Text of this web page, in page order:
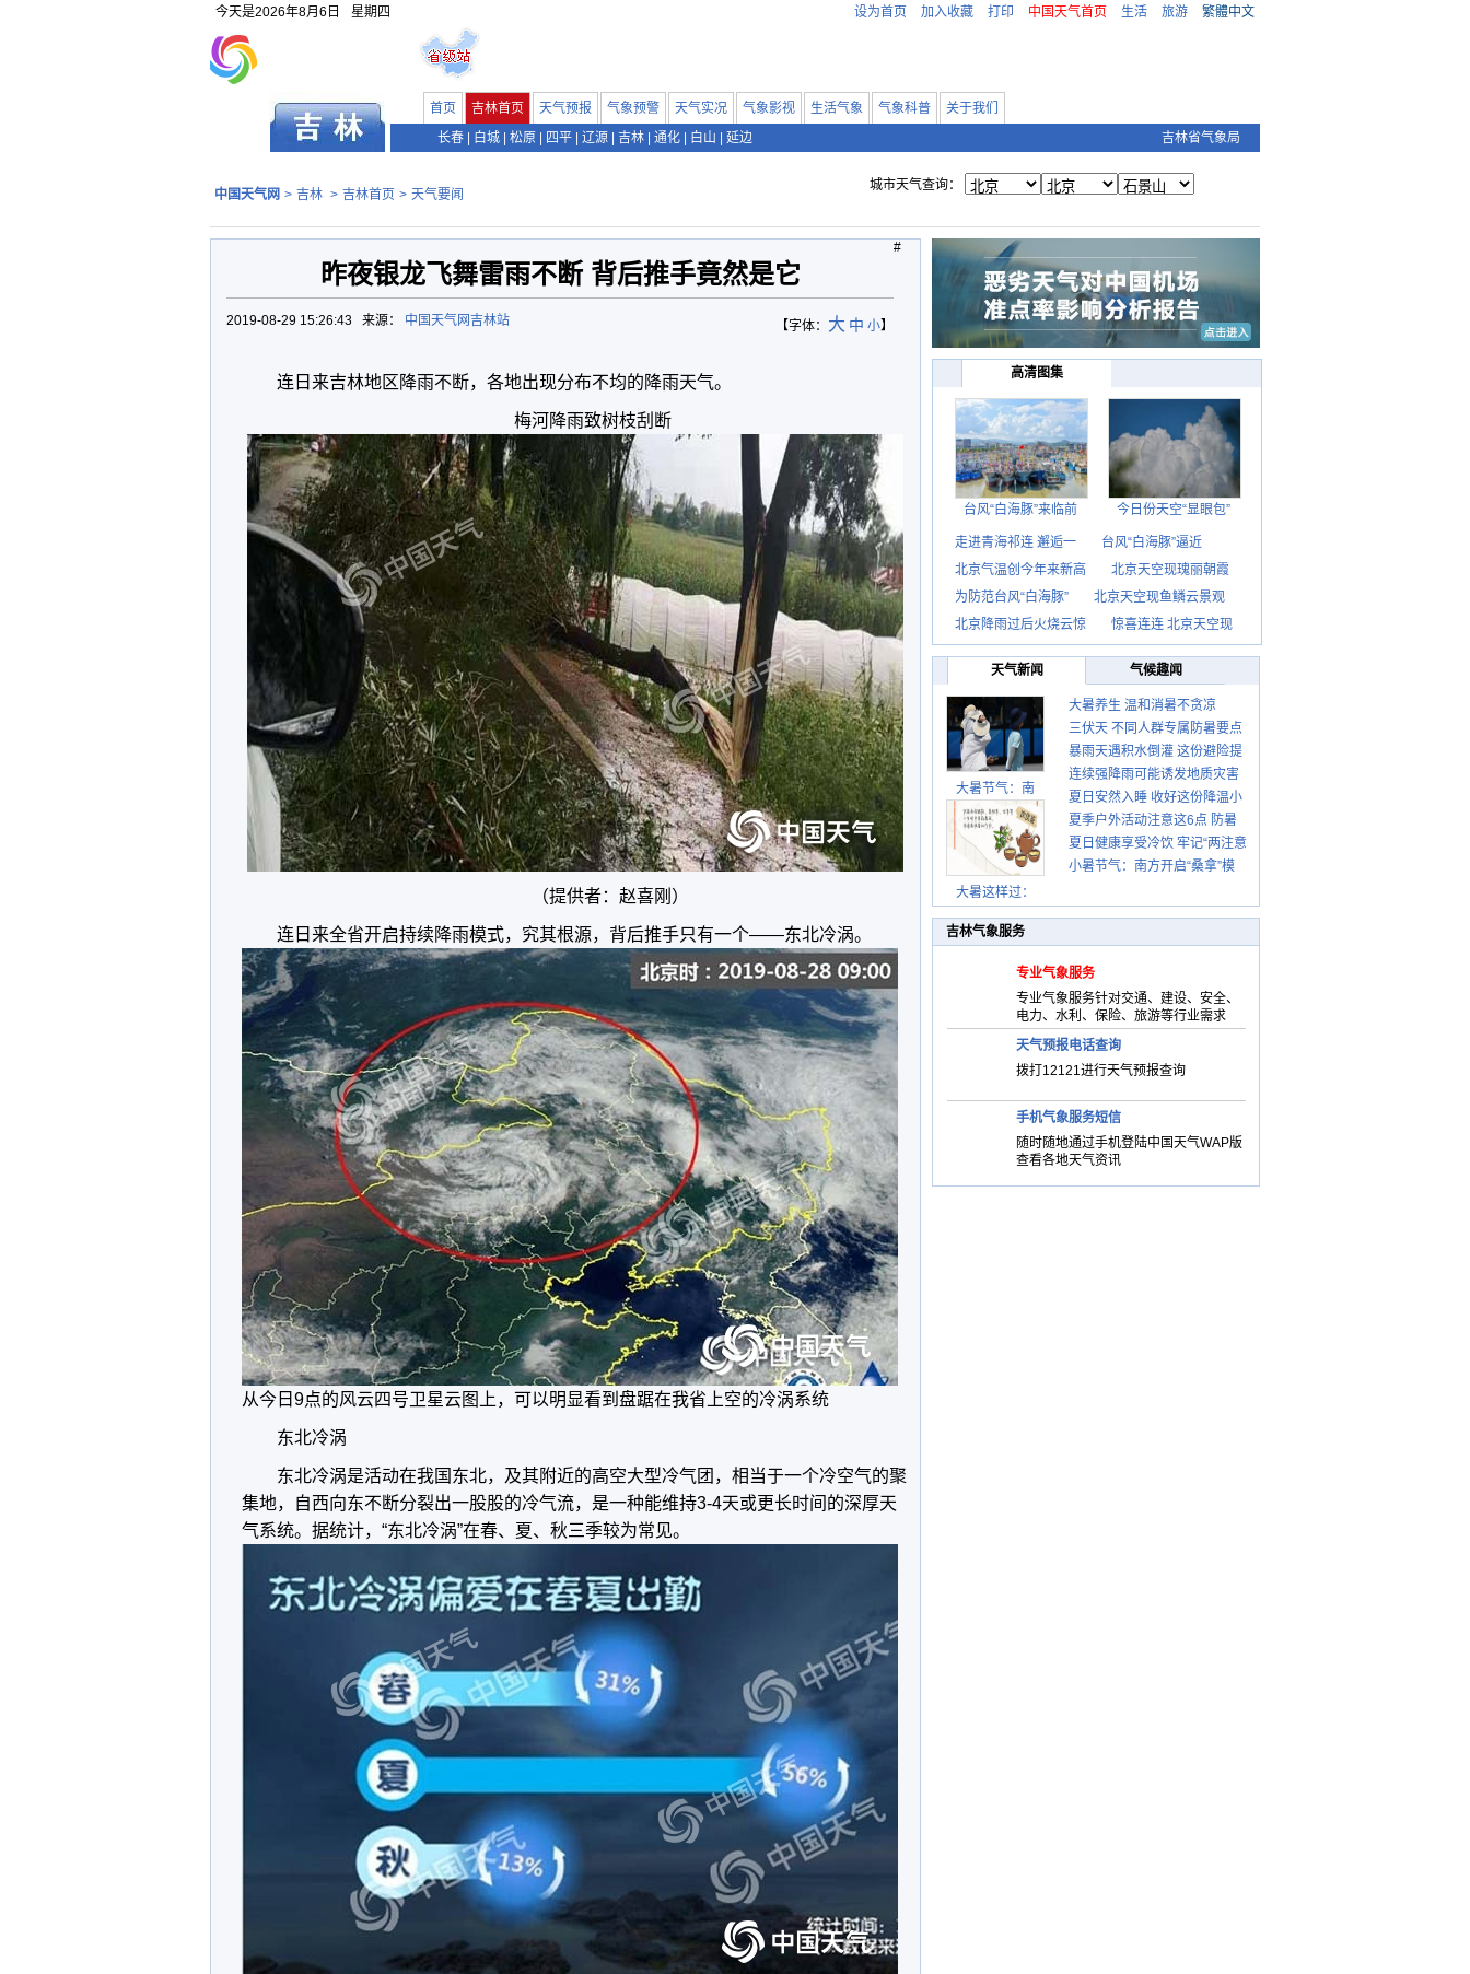
今天是2026年8月6日 星期四 设为首页 加入收藏 打印 中国天气首页 生活 旅游 繁體中文
首页 吉林首页 天气预报 气象预警 天气实况 气象影视 生活气象 气象科普
关于我们
长春
白城 松原 四平 辽源 吉林 通化 白山 延边 吉林省气象局
中国天气网 > 吉林 > 吉林首页 > 天气要闻
城市天气查询：
昨夜银龙飞舞雷雨不断 背后推手竟然是它
【字体： 大 中 小】
2019-08-29 15:26:43 来源： 中国天气网吉林站
连日来吉林地区降雨不断，各地出现分布不均的降雨天气。
梅河降雨致树枝刮断
（提供者：赵喜刚）
连日来全省开启持续降雨模式，究其根源，背后推手只有一个——东北冷涡。
从今日9点的风云四号卫星云图上，可以明显看到盘踞在我省上空的冷涡系统
东北冷涡
东北冷涡是活动在我国东北，及其附近的高空大型冷气团，相当于一个冷空气的聚
集地，自西向东不断分裂出一股股的冷气流，是一种能维持3-4天或更长时间的深厚天
气系统。据统计，“东北冷涡”在春、夏、秋三季较为常见。
#
高清图集
台风“白海豚”来临前 今日份天空“显眼包”
走进青海祁连 邂逅一
台风“白海豚”逼近
北京气温创今年来新高
北京天空现瑰丽朝霞
为防范台风“白海豚”
北京天空现鱼鳞云景观
北京降雨过后火烧云惊
惊喜连连 北京天空现
天气新闻 气候趣闻
大暑节气：南
大暑这样过：
大暑养生 温和消暑不贪凉
三伏天 不同人群专属防暑要点
请收好
暴雨天遇积水倒灌 这份避险提
示请收好
连续强降雨可能诱发地质灾害
这些前兆要知道
夏日安然入睡 收好这份降温小
贴士
夏季户外活动注意这6点 防暑
健身两不误
夏日健康享受冷饮 牢记“两注意
一控制”
小暑节气：南方开启“桑拿”模
吉林气象服务
专业气象服务
专业气象服务针对交通、建设、安全、
电力、水利、保险、旅游等行业需求
天气预报电话查询
拨打12121进行天气预报查询
手机气象服务短信
随时随地通过手机登陆中国天气WAP版
查看各地天气资讯